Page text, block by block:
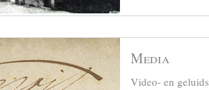
Media
Video- en